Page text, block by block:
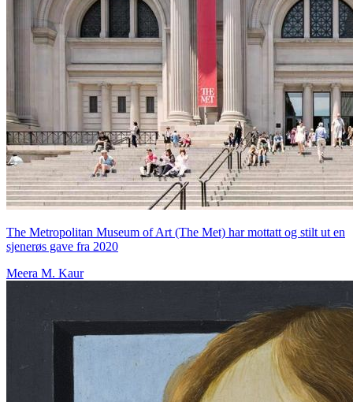
The Metropolitan Museum of Art (The Met) har mottatt og stilt ut en
sjenerøs gave fra 2020
Meera M. Kaur